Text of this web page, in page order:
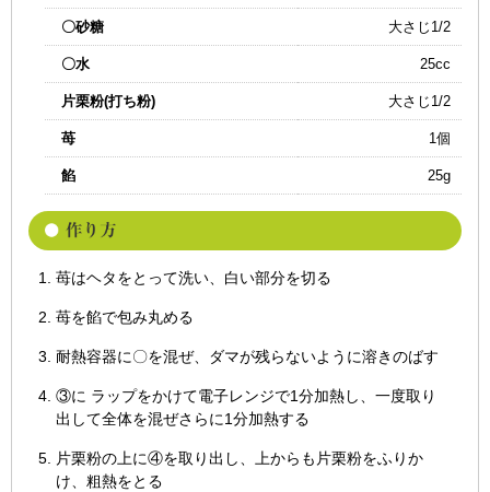
〇砂糖 大さじ1/2
〇水 25cc
片栗粉(打ち粉) 大さじ1/2
苺 1個
餡 25g
苺はヘタをとって洗い、白い部分を切る
苺を餡で包み丸める
耐熱容器に〇を混ぜ、ダマが残らないように溶きのばす
③に ラップをかけて電子レンジで1分加熱し、一度取り
出して全体を混ぜさらに1分加熱する
片栗粉の上に④を取り出し、上からも片栗粉をふりか
け、粗熱をとる